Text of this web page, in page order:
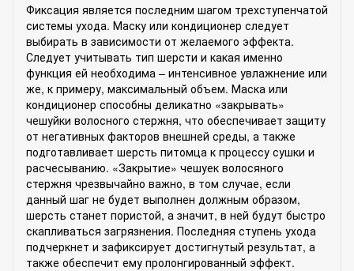
Фиксация является последним шагом трехступенчатой
системы ухода. Маску или кондиционер следует
выбирать в зависимости от желаемого эффекта.
Следует учитывать тип шерсти и какая именно
функция ей необходима – интенсивное увлажнение или
же, к примеру, максимальный объем. Маска или
кондиционер способны деликатно «закрывать»
чешуйки волосного стержня, что обеспечивает защиту
от негативных факторов внешней среды, а также
подготавливает шерсть питомца к процессу сушки и
расчесыванию. «Закрытие» чешуек волосяного
стержня чрезвычайно важно, в том случае, если
данный шаг не будет выполнен должным образом,
шерсть станет пористой, а значит, в ней будут быстро
скапливаться загрязнения. Последняя ступень ухода
подчеркнет и зафиксирует достигнутый результат, а
также обеспечит ему пролонгированный эффект.